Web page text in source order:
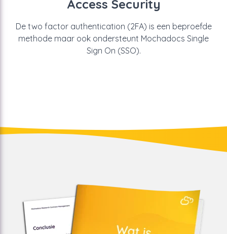
Access Security
De two factor authentication (2FA) is een beproefde
methode maar ook ondersteunt Mochadocs Single
Sign On (SSO).